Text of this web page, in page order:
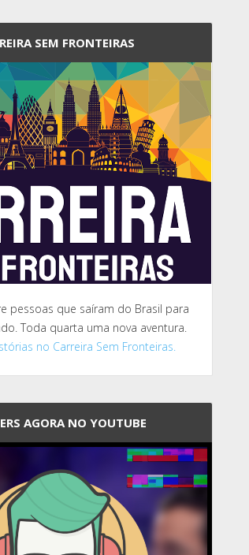
SEM FRONTEIRAS
pessoas que saíram do Brasil para
Toda quarta uma nova aventura.
no Carreira Sem Fronteiras.
AGORA NO YOUTUBE